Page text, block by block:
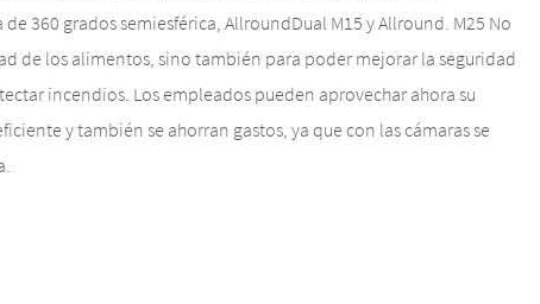
360 grados semiesférica, AllroundDual M15 y Allround. M25 No
de los alimentos, sino también para poder mejorar la seguridad
incendios. Los empleados pueden aprovechar ahora su
y también se ahorran gastos, ya que con las cámaras se